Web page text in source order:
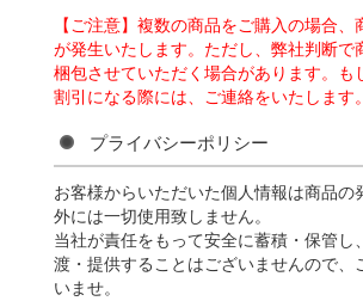
【ご注意】複数の商品をご購入の場合
が発生いたします。ただし、弊社判断で
梱包させていただく場合があります。も
割引になる際には、ご連絡をいたします。
プライバシーポリシー
お客様からいただいた個人情報は商品の
外には一切使用致しません。
当社が責任をもって安全に蓄積・保管し
渡・提供することはございませんので、
いませ。